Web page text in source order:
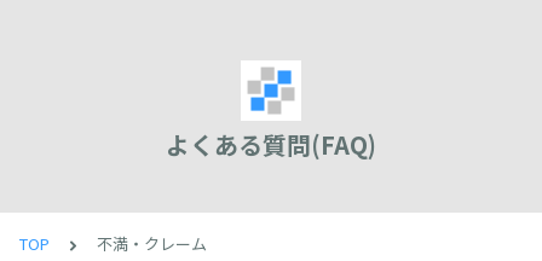
よくある質問(FAQ)
TOP 不満・クレーム